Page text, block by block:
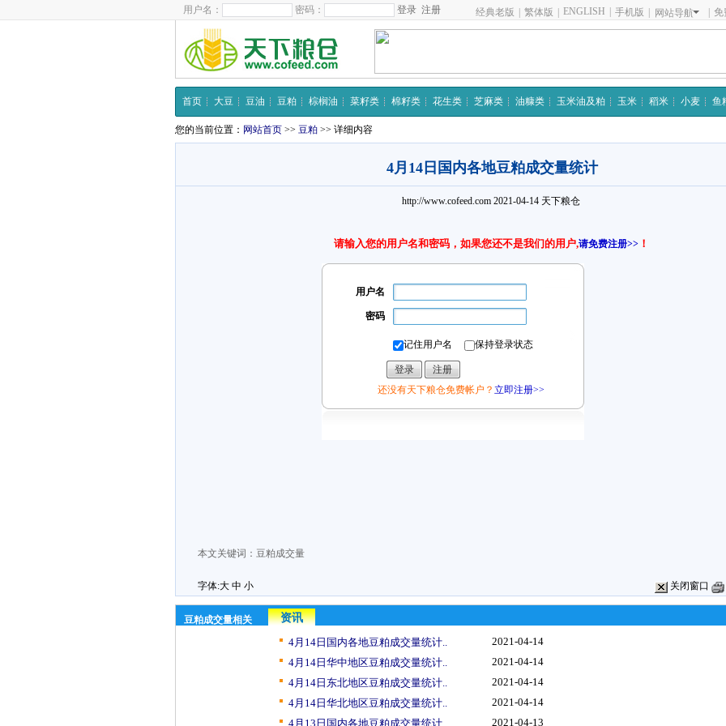
用户名： 密码： 注册 经典老版 繁体版 ENGLISH 手机版 网站导航 免
首页 大豆 豆油 豆粕 棕榈油 菜籽类 棉籽类 花生类 芝麻类 油糠类 玉米油及粕 玉米 稻米 小麦 鱼
您的当前位置： 网站首页 >> 豆粕 >> 详细内容
4月14日国内各地豆粕成交量统计
http://www.cofeed.com 2021-04-14 天下粮仓
请输入您的用户名和密码，如果您还不是我们的用户,请免费注册>>！
用户名
密码
记住用户名 保持登录状态
还没有天下粮仓免费帐户？ 立即注册>>
本文关键词： 豆粕成交量
字体:大 中 小 关闭窗口
豆粕成交量相关
资讯
4月14日国内各地豆粕成交量统计..
2021-04-14
4月14日华中地区豆粕成交量统计..
2021-04-14
4月14日东北地区豆粕成交量统计..
2021-04-14
4月14日华北地区豆粕成交量统计..
2021-04-14
4月13日国内各地豆粕成交量统计..
2021-04-13